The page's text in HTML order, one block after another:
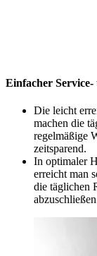
Einfacher
Die leicht
machen die
regelmäßige
zeitsparend.
In optimaler
erreicht man
die täglichen